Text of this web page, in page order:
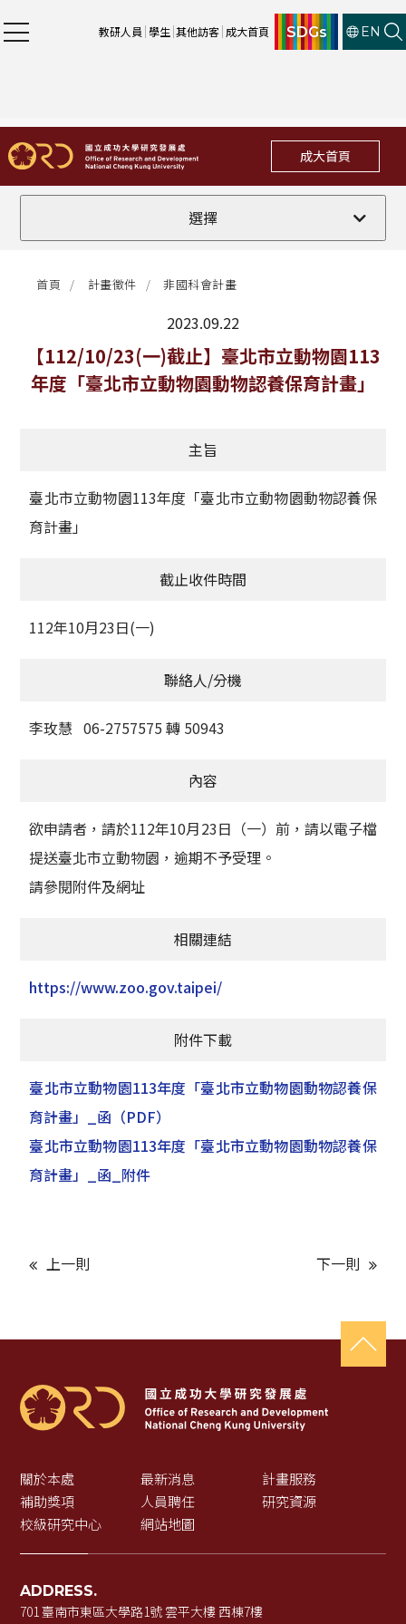
教研人員 學生 其他訪客 成大首頁 SDGs EN
成大首頁
選擇
全部
法規修訂
補助獎項
首頁 計畫徵件 非國科會計畫
2023.09.22
最新消息
【112/10/23(一)截止】臺北市立動物園113
年度「臺北市立動物園動物認養保育計畫」
主旨
臺北市立動物園113年度「臺北市立動物園動物認養保
育計畫」
截止收件時間
112年10月23日(一)
聯絡人/分機
李玫慧 06-2757575 轉 50943
內容
欲申請者，請於112年10月23日（一）前，請以電子檔
提送臺北市立動物園，逾期不予受理。
請參閱附件及網址
相關連結
https://www.zoo.gov.taipei/
附件下載
臺北市立動物園113年度「臺北市立動物園動物認養保
育計畫」_函 （PDF）
臺北市立動物園113年度「臺北市立動物園動物認養保
育計畫」_函_附件
上一則 下一則
關於本處 最新消息
計畫服務
補助獎項
人員聘任
研究資源
校級研究中心
網站地圖
ADDRESS.
701 臺南市東區大學路1號 雲平大樓 西棟7樓